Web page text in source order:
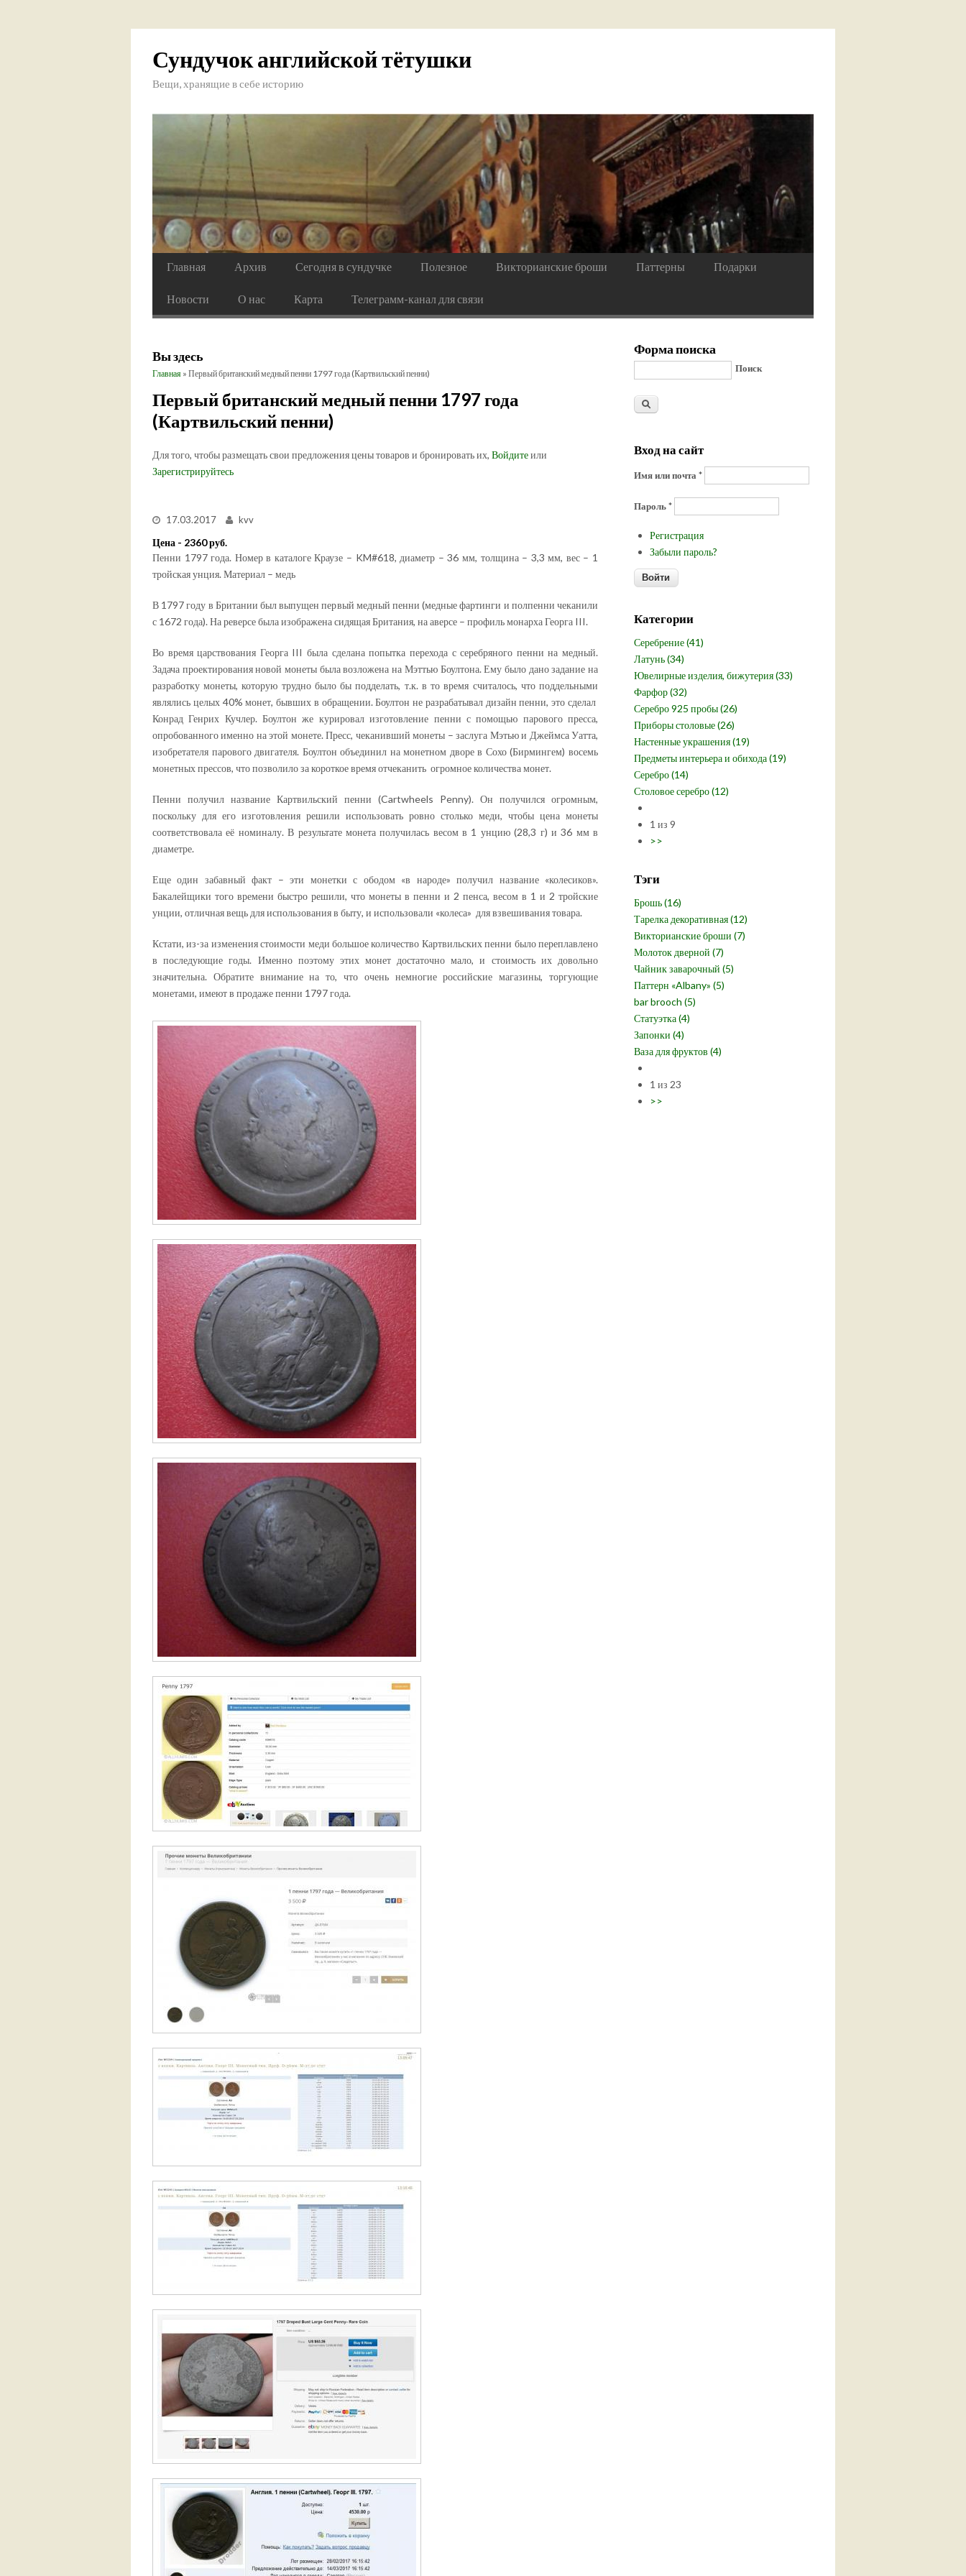
Сундучок английской тётушки
Вещи, хранящие в себе историю
Главная Архив Сегодня в сундучке Полезное Викторианские броши Паттерны Подарки
Новости О нас Карта Телеграмм-канал для связи
Вы здесь
Главная » Первый британский медный пенни 1797 года (Картвильский пенни)
Первый британский медный пенни 1797 года
(Картвильский пенни)
Для того, чтобы размещать свои предложения цены товаров и бронировать их, Войдитеили
Зарегистрируйтесь
17.03.2017 kvv
Цена - 2360 руб.
Пенни 1797 года. Номер в каталоге Краузе – KM#618, диаметр – 36 мм, толщина – 3,3 мм, вес – 1
тройская унция. Материал – медь
В 1797 году в Британии был выпущен первый медный пенни (медные фартинги и полпенни чеканили
с 1672 года). На реверсе была изображена сидящая Британия, на аверсе – профиль монарха Георга III.
Во время царствования Георга III была сделана попытка перехода с серебряного пенни на медный.
Задача проектирования новой монеты была возложена на Мэттью Боултона. Ему было дано задание на
разработку монеты, которую трудно было бы подделать, т.к. в то время считалось, что поддельными
являлись целых 40% монет, бывших в обращении. Боултон не разрабатывал дизайн пенни, это сделал
Конрад Генрих Кучлер. Боултон же курировал изготовление пенни с помощью парового пресса,
опробованного именно на этой монете. Пресс, чеканивший монеты – заслуга Мэтью и Джеймса Уатта,
изобретателя парового двигателя. Боултон объединил на монетном дворе в Сохо (Бирмингем) восемь
монетных прессов, что позволило за короткое время отчеканить огромное количества монет.
Пенни получил название Картвильский пенни (Cartwheels Penny). Он получился огромным,
поскольку для его изготовления решили использовать ровно столько меди, чтобы цена монеты
соответствовала её номиналу. В результате монета получилась весом в 1 унцию (28,3 г) и 36 мм в
диаметре.
Еще один забавный факт – эти монетки с ободом «в народе» получил название «колесиков».
Бакалейщики того времени быстро решили, что монеты в пенни и 2 пенса, весом в 1 и 2 тройские
унции, отличная вещь для использования в быту, и использовали «колеса» для взвешивания товара.
Кстати, из-за изменения стоимости меди большое количество Картвильских пенни было переплавлено
в последующие годы. Именно поэтому этих монет достаточно мало, и стоимость их довольно
значительна. Обратите внимание на то, что очень немногие российские магазины, торгующие
монетами, имеют в продаже пенни 1797 года.
Форма поиска
Поиск
Вход на сайт
Имя или почта *
Пароль*
Регистрация
Забыли пароль?
Категории
Серебрение (41)
Латунь (34)
Ювелирные изделия, бижутерия (33)
Фарфор (32)
Серебро 925 пробы (26)
Приборы столовые (26)
Настенные украшения (19)
Предметы интерьера и обихода (19)
Серебро (14)
Столовое серебро (12)
1 из 9
>>
Тэги
Брошь (16)
Тарелка декоративная (12)
Викторианские броши (7)
Молоток дверной (7)
Чайник заварочный (5)
Паттерн «Albany» (5)
bar brooch (5)
Статуэтка (4)
Запонки (4)
Ваза для фруктов (4)
1 из 23
>>